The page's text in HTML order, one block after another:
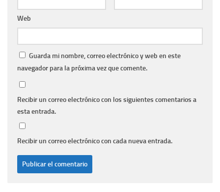
Web
Guarda mi nombre, correo electrónico y web en este
navegador para la próxima vez que comente.
Recibir un correo electrónico con los siguientes comentarios a
esta entrada.
Recibir un correo electrónico con cada nueva entrada.